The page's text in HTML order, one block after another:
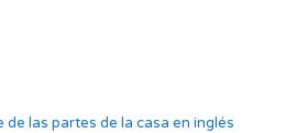
de las partes de la casa en inglés